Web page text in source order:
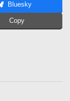
Bluesky
Copy